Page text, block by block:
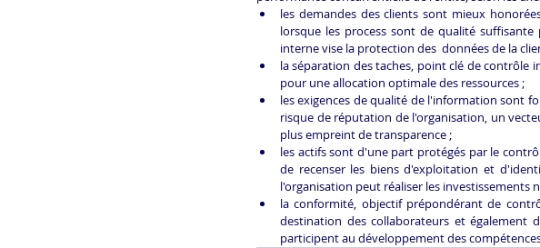
les demandes des clients sont mieux
lorsque les process sont de qualité
interne vise la protection des  données de la
la séparation des taches, point clé de
pour une allocation optimale des ressources ;
les exigences de qualité de l'information sont
risque de réputation de l'organisation, un
plus empreint de transparence ;
les actifs sont d'une part protégés par le
de recenser les biens d'exploitation et
l'organisation peut réaliser les investissements
la conformité, objectif prépondérant de
destination des collaborateurs et également
participent au développement des